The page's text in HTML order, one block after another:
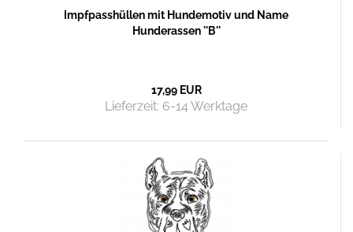
Impfpasshüllen mit Hundemotiv und Name
Hunderassen ''B''
17,99 EUR
Lieferzeit: 6-14 Werktage